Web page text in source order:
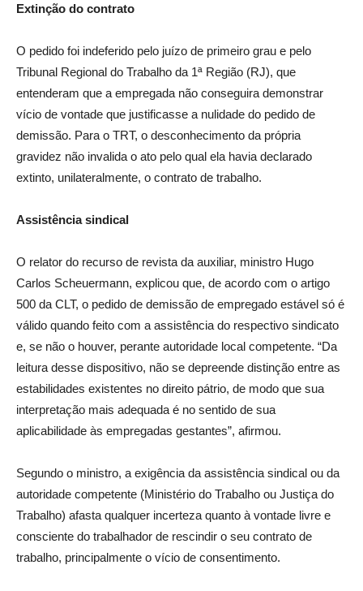
Extinção do contrato
O pedido foi indeferido pelo juízo de primeiro grau e pelo
Tribunal Regional do Trabalho da 1ª Região (RJ), que
entenderam que a empregada não conseguira demonstrar
vício de vontade que justificasse a nulidade do pedido de
demissão. Para o TRT, o desconhecimento da própria
gravidez não invalida o ato pelo qual ela havia declarado
extinto, unilateralmente, o contrato de trabalho.
Assistência sindical
O relator do recurso de revista da auxiliar, ministro Hugo
Carlos Scheuermann, explicou que, de acordo com o artigo
500 da CLT, o pedido de demissão de empregado estável só é
válido quando feito com a assistência do respectivo sindicato
e, se não o houver, perante autoridade local competente. “Da
leitura desse dispositivo, não se depreende distinção entre as
estabilidades existentes no direito pátrio, de modo que sua
interpretação mais adequada é no sentido de sua
aplicabilidade às empregadas gestantes”, afirmou.
Segundo o ministro, a exigência da assistência sindical ou da
autoridade competente (Ministério do Trabalho ou Justiça do
Trabalho) afasta qualquer incerteza quanto à vontade livre e
consciente do trabalhador de rescindir o seu contrato de
trabalho, principalmente o vício de consentimento.